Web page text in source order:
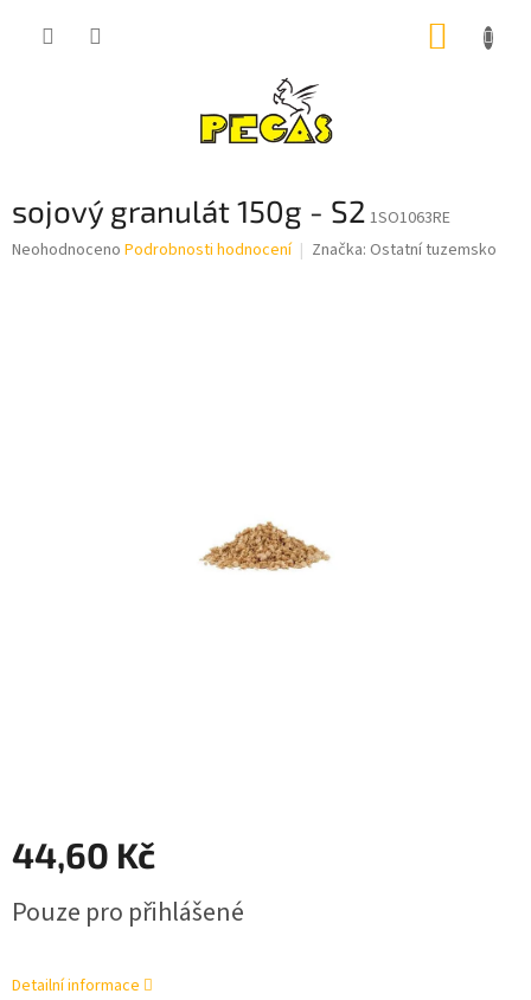
sojový granulát 150g - S2 1SO1063RE
Průměrné
Neohodnoceno Podrobnosti hodnocení Značka: Ostatní tuzemsko
44,60 Kč
cena:
Pouze pro přihlášené
Detailní informace